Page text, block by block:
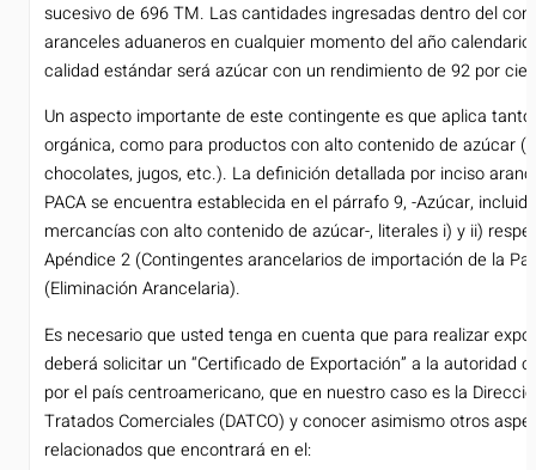
sucesivo de 696 TM. Las cantidades ingresadas dentro del
aranceles aduaneros en cualquier momento del año
calidad estándar será azúcar con un rendimiento de 92 por
Un aspecto importante de este contingente es que aplica
orgánica, como para productos con alto contenido de azúcar
chocolates, jugos, etc.). La definición detallada por inciso
PACA se encuentra establecida en el párrafo 9, -Azúcar,
mercancías con alto contenido de azúcar-, literales i) y ii)
Apéndice 2 (Contingentes arancelarios de importación de la
(Eliminación Arancelaria).
Es necesario que usted tenga en cuenta que para realizar
deberá solicitar un “Certificado de Exportación” a la autoridad
por el país centroamericano, que en nuestro caso es la
Tratados Comerciales (DATCO) y conocer asimismo otros
relacionados que encontrará en el: